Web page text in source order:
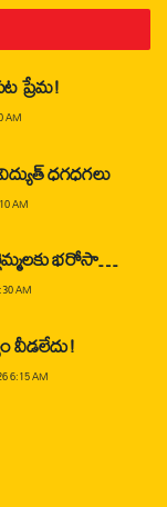
ప్రేమ!
AM
ధగధగలు
AM
భరోసా…
AM
వీడలేదు!
6:15 AM